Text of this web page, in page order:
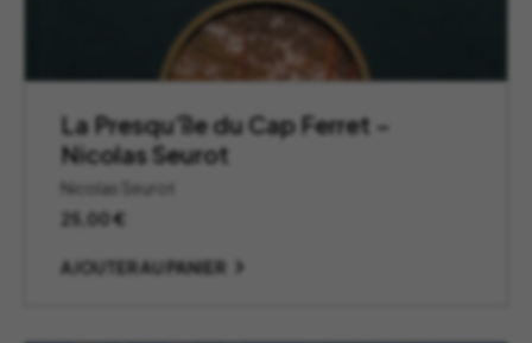
La Presqu’île du Cap Ferret –
Nicolas Seurot
Nicolas Seurot
25,00€
AJOUTER AU PANIER